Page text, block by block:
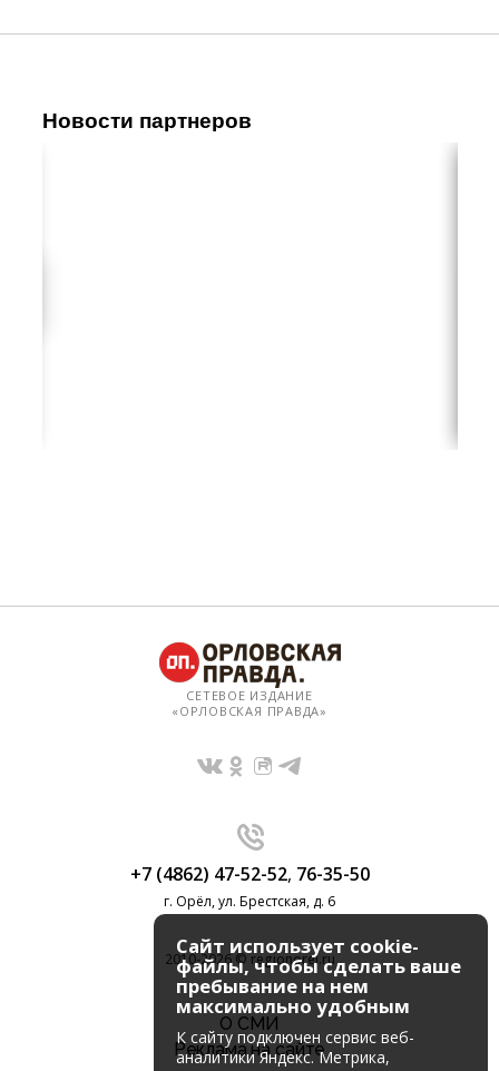
Новости партнеров
СЕТЕВОЕ ИЗДАНИЕ
«ОРЛОВСКАЯ ПРАВДА»
+7 (4862) 47-52-52, 76-35-50
г. Орёл, ул. Брестская, д. 6
2010-2026 © regionorel.ru
О СМИ
Реклама на сайте
Сайт использует cookie-
файлы, чтобы сделать ваше
пребывание на нем
максимально удобным
К cайту подключен сервис веб-
аналитики Яндекс. Метрика,